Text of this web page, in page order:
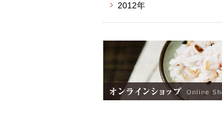
2012年